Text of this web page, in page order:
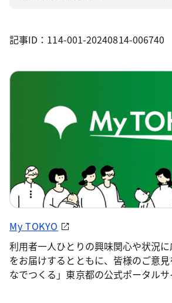
記事ID：114-001-20240814-006740
My TOKYO
利用者一人ひとりの興味関心や状況
をお届けするとともに、皆様のご意
なでつくる」東京都の公式ポータルサ